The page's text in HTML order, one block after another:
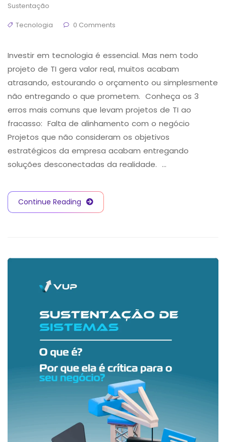
Sustentação
Tecnologia
0 Comments
Investir em tecnologia é essencial. Mas nem todo
projeto de TI gera valor real, muitos acabam
atrasando, estourando o orçamento ou simplesmente
não entregando o que prometem. Conheça os 3
erros mais comuns que levam projetos de TI ao
fracasso: Falta de alinhamento com o negócio
Projetos que não consideram os objetivos
estratégicos da empresa acabam entregando
soluções desconectadas da realidade. …
Continue Reading